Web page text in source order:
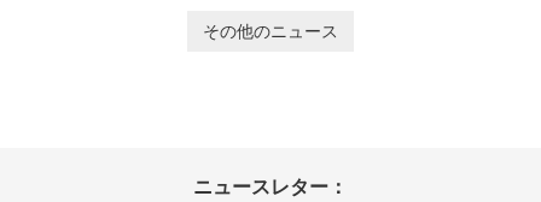
その他のニュース
ニュースレター：